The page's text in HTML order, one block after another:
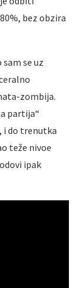
bez obzira
se uz
zombija.
partija“
i do trenutka
teže nivoe
ipak